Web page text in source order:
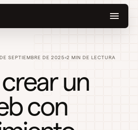
SEPTIEMBRE DE 2025 2 MIN DE LECTURA
un
con